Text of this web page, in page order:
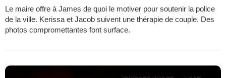
Le maire offre à James de quoi le motiver pour soutenir la police
de la ville. Kerissa et Jacob suivent une thérapie de couple. Des
photos compromettantes font surface.